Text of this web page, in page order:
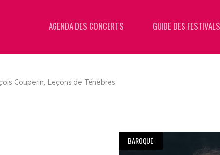
AGENDA DES CONCERTS GUIDE DES FESTIVALS
Couperin, Leçons de Ténèbres
BAROQUE